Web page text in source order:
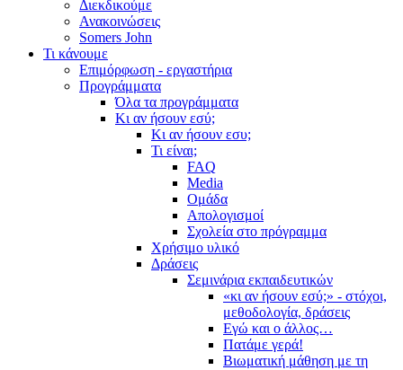
Διεκδικούμε
Ανακοινώσεις
Somers John
Τι κάνουμε
Επιμόρφωση - εργαστήρια
Προγράμματα
Όλα τα προγράμματα
Κι αν ήσουν εσύ;
Κι αν ήσουν εσυ;
Τι είναι;
FAQ
Media
Ομάδα
Απολογισμοί
Σχολεία στο πρόγραμμα
Χρήσιμο υλικό
Δράσεις
Σεμινάρια εκπαιδευτικών
«κι αν ήσουν εσύ;» - στόχοι,
μεθοδολογία, δράσεις
Εγώ και ο άλλος…
Πατάμε γερά!
Βιωματική μάθηση με τη